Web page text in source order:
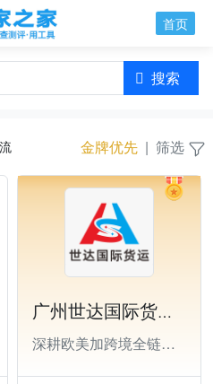
首页
搜索
金牌优先 | 筛选
广州世达国际货运代理有限公司深圳分公司
深耕欧美加跨境全链路物流